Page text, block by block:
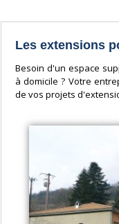
Les extensions
Besoin d'un espace
à domicile ? Votre
de vos projets